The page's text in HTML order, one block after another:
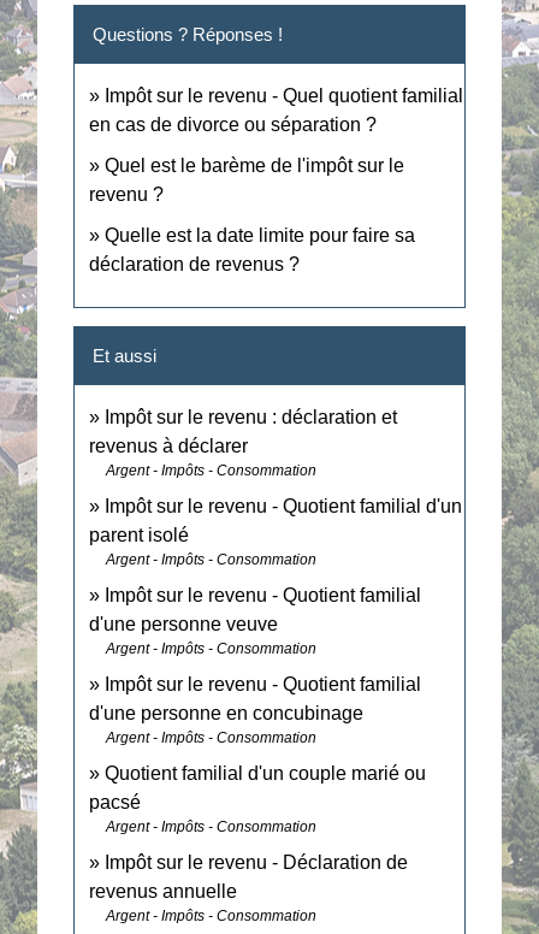
Questions ? Réponses !
Impôt sur le revenu - Quel quotient familial
en cas de divorce ou séparation ?
Quel est le barème de l'impôt sur le
revenu ?
Quelle est la date limite pour faire sa
déclaration de revenus ?
Et aussi
Impôt sur le revenu : déclaration et
revenus à déclarer
Argent - Impôts - Consommation
Impôt sur le revenu - Quotient familial d'un
parent isolé
Argent - Impôts - Consommation
Impôt sur le revenu - Quotient familial
d'une personne veuve
Argent - Impôts - Consommation
Impôt sur le revenu - Quotient familial
d'une personne en concubinage
Argent - Impôts - Consommation
Quotient familial d'un couple marié ou
pacsé
Argent - Impôts - Consommation
Impôt sur le revenu - Déclaration de
revenus annuelle
Argent - Impôts - Consommation